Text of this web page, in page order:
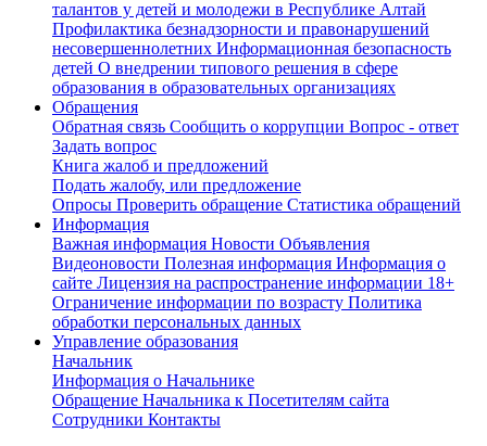
талантов у детей и молодежи в Республике Алтай
Профилактика безнадзорности и правонарушений
несовершеннолетних Информационная безопасность
детей О внедрении типового решения в сфере
образования в образовательных организациях
Обращения
Обратная связь Сообщить о коррупции Вопрос - ответ
Задать вопрос
Книга жалоб и предложений
Подать жалобу, или предложение
Опросы Проверить обращение Статистика обращений
Информация
Важная информация Новости Объявления
Видеоновости Полезная информация Информация о
сайте Лицензия на распространение информации 18+
Ограничение информации по возрасту Политика
обработки персональных данных
Управление образования
Начальник
Информация о Начальнике
Обращение Начальника к Посетителям сайта
Сотрудники Контакты